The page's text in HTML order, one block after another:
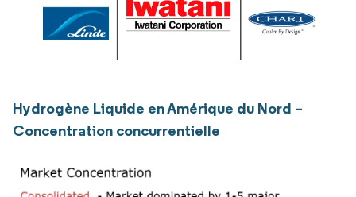
Hydrogène Liquide en Amérique du Nord –
Concentration concurrentielle